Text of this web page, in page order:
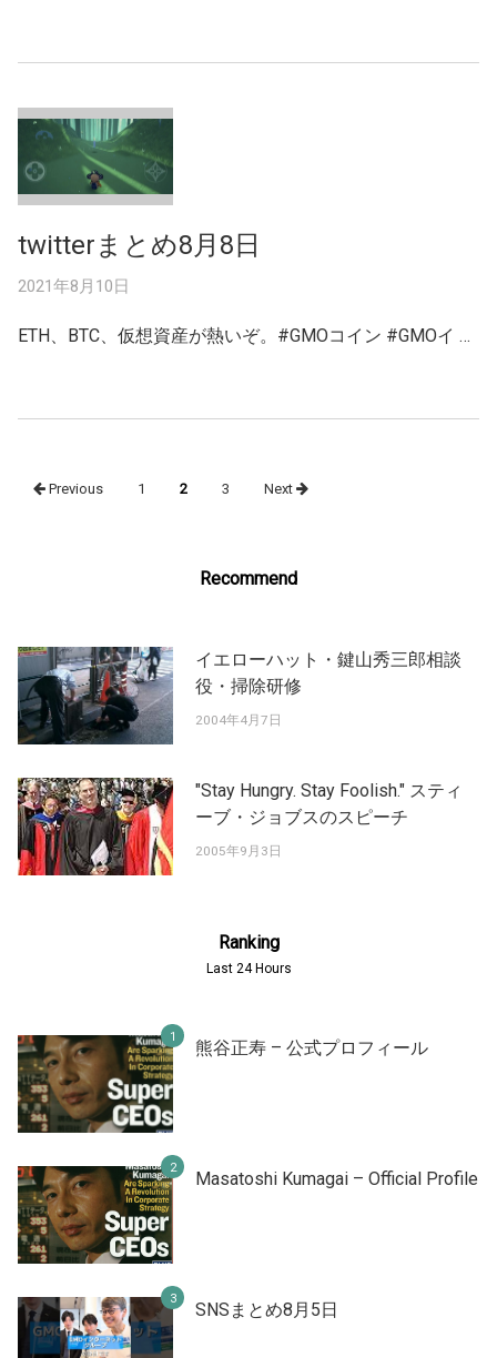
twitterまとめ8月8日
2021年8月10日
ETH、BTC、仮想資産が熱いぞ。#GMOコイン #GMOイ …
navigation
Previous 1 2 3 Next
Recommend
イエローハット・鍵山秀三郎相談
役・掃除研修
2004年4月7日
"Stay Hungry. Stay Foolish." スティ
ーブ・ジョブスのスピーチ
2005年9月3日
Ranking
Last 24 Hours
熊谷正寿 – 公式プロフィール
Masatoshi Kumagai – Official Profile
SNSまとめ8月5日